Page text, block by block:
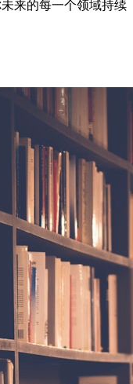
来的每一个领域持续